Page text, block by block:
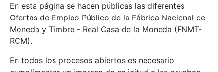
Mostrar/Ocultar
En esta página se hacen públicas las diferentes
Ofertas de Empleo Público de la Fábrica Nacional de
Moneda y Timbre - Real Casa de la Moneda (FNMT-
RCM).
En todos los procesos abiertos es necesario